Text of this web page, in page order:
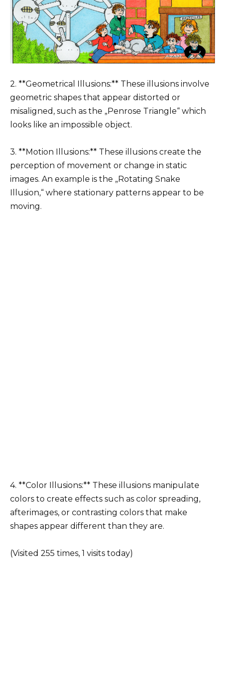
2. **Geometrical Illusions:** These illusions involve
geometric shapes that appear distorted or
misaligned, such as the „Penrose Triangle“ which
looks like an impossible object.
3. **Motion Illusions:** These illusions create the
perception of movement or change in static
images. An example is the „Rotating Snake
Illusion,“ where stationary patterns appear to be
moving.
4. **Color Illusions:** These illusions manipulate
colors to create effects such as color spreading,
afterimages, or contrasting colors that make
shapes appear different than they are.
(Visited 255 times, 1 visits today)